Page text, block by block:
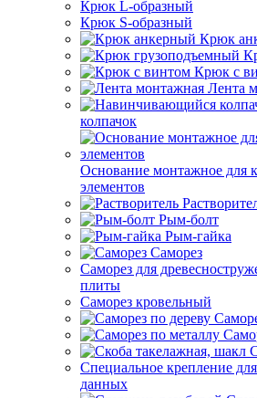
Крюк L-образный
Крюк S-образный
Крюк
Крюк с
Лента
колпачок
Основание монтажное для
элементов
Рым-болт
Рым-гайка
Саморез
Саморез для
плиты
Саморез кровельный
Специальное крепление
данных